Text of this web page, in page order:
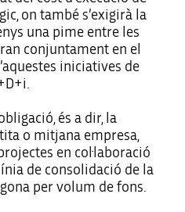
on també s’exigirà la
una pime entre les
conjuntament en el
iniciatives de
és a dir, la
o mitjana empresa,
en col·laboració
de consolidació de la
per volum de fons.